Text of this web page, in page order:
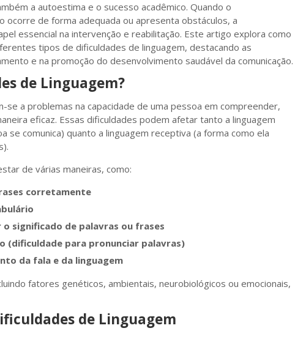
a autoestima e o sucesso acadêmico. Quando o
ocorre de forma adequada ou apresenta obstáculos, a
essencial na intervenção e reabilitação. Este artigo explora como
tipos de dificuldades de linguagem, destacando as
e na promoção do desenvolvimento saudável da comunicação.
de Linguagem?
se a problemas na capacidade de uma pessoa em compreender,
eficaz. Essas dificuldades podem afetar tanto a linguagem
se comunica) quanto a linguagem receptiva (a forma como ela
de várias maneiras, como:
corretamente
significado de palavras ou frases
(dificuldade para pronunciar palavras)
da fala e da linguagem
fatores genéticos, ambientais, neurobiológicos ou emocionais,
de Linguagem